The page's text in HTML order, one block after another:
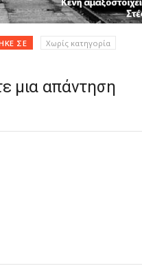
ΣΕ Χωρίς κατηγορία
μια απάντηση